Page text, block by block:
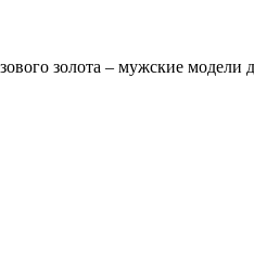
золота – мужские